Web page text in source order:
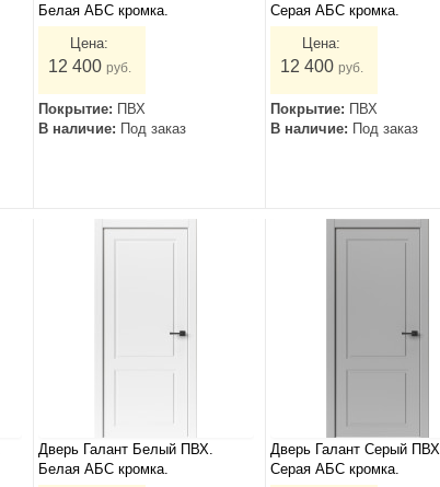
Белая АБС кромка.
Цена:
12 400 руб.
Покрытие: ПВХ
В наличие: Под заказ
Серая АБС кромка.
Цена:
12 400 руб.
Покрытие: ПВХ
В наличие: Под заказ
Дверь Галант Белый ПВХ.
Белая АБС кромка.
Дверь Галант Серый ПВХ.
Серая АБС кромка.